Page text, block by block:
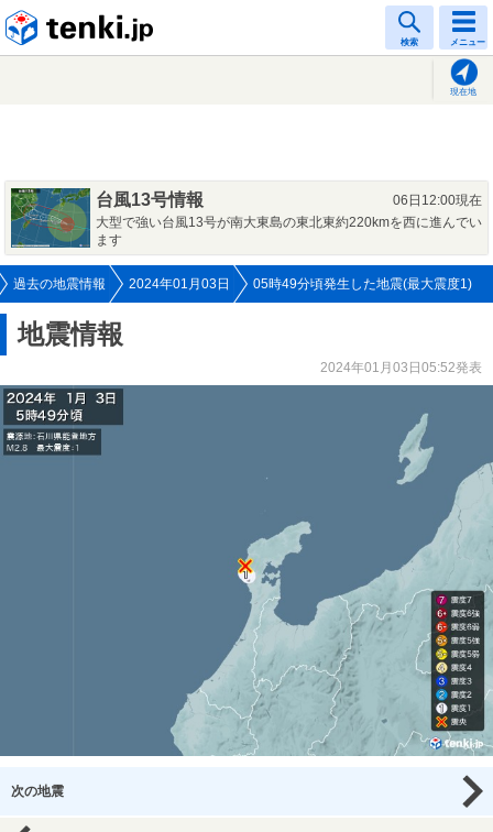
検索 メニュー
現在地
台風13号情報
06日12:00現在
大型で強い台風13号が南大東島の東北東約220kmを西に進んでい
ます
過去の地震情報 2024年01月03日 05時49分頃発生した地震(最大震度1)
地震情報
2024年01月03日05:52発表
次の地震